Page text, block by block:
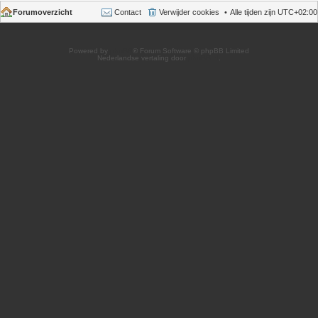
Forumoverzicht Alle tijden zijn UTC+02:00
Verwijder cookies
Contact
Powered by
® Forum Software © phpBB Limited
Nederlandse vertaling door